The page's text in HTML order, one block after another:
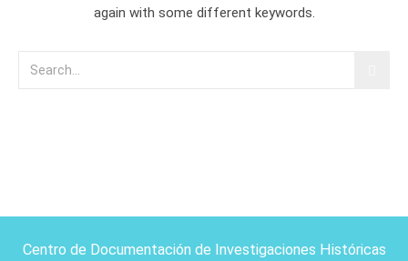
again with some different keywords.
Centro de Documentación de Investigaciones Históricas